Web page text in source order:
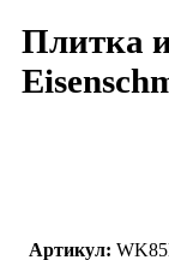
Плитка
Артикул: